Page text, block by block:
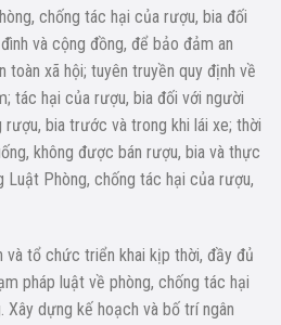
chống tác hại của rượu, bia đối
và cộng đồng, để bảo đảm an
xã hội; tuyên truyền quy định về
tác hại của rượu, bia đối với người
bia trước và trong khi lái xe; thời
không được bán rượu, bia và thực
Luật Phòng, chống tác hại của rượu,
và tổ chức triển khai kịp thời, đầy đủ
pháp luật về phòng, chống tác hại
dựng kế hoạch và bố trí ngân